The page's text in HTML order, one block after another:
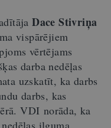
Dace Stivriņa
vispārējiem
vērtējams
darba nedēļas
uzskatīt, ka darbs
darbs, kas
VDI norāda, ka
ilguma